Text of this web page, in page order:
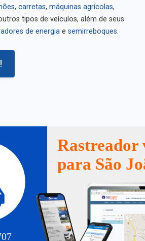
, carretas, máquinas agrícolas,
tipos de veículos, além de seus
de energia e semirreboques.
Rastreador
para São